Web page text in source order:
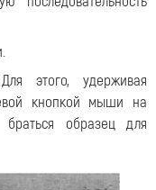
этого, удерживая
кнопкой мыши на
образец для